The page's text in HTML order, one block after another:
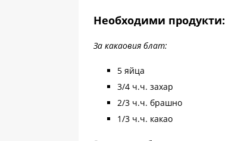
Необходими продукти:
За какаовия блат:
5 яйца
3/4 ч.ч. захар
2/3 ч.ч. брашно
1/3 ч.ч. какао